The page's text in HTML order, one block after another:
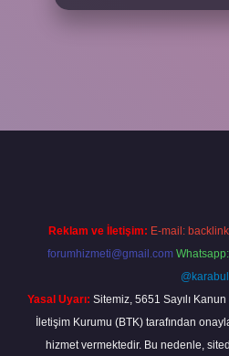
Reklam ve İletişim: E-mail:
forumhizmeti@gmail.com
@karabul
Yasal Uyarı: Sitemiz, 5651 Sayılı
İletişim Kurumu (BTK) tarafından
hizmet vermektedir. Bu nedenle,